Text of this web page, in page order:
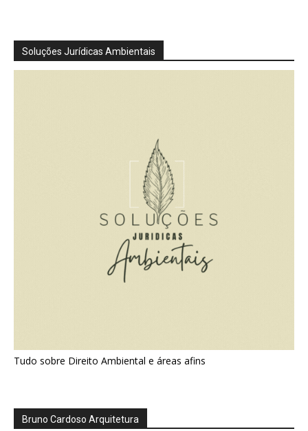
Soluções Jurídicas Ambientais
Tudo sobre Direito Ambiental e áreas afins
Bruno Cardoso Arquitetura